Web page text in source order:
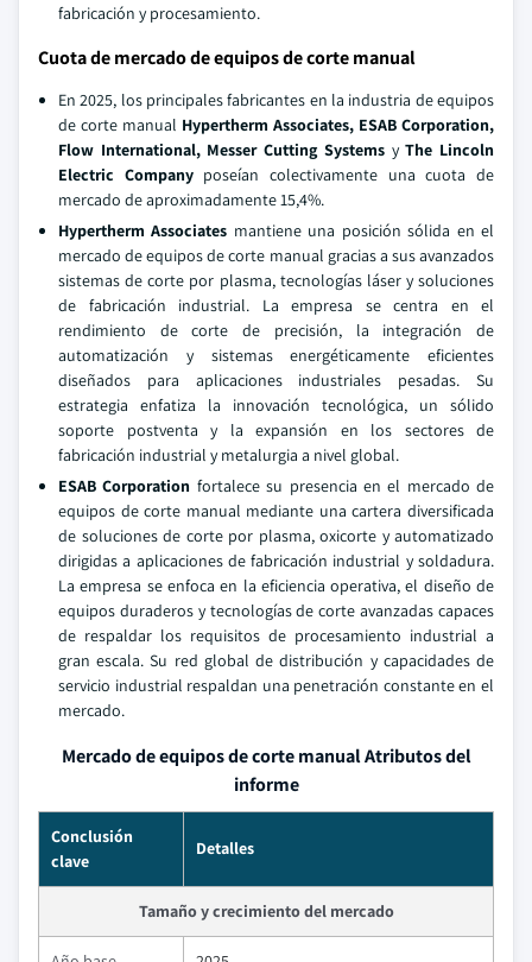
fabricación y procesamiento.
Cuota de mercado de equipos de corte manual
En 2025, los principales fabricantes en la industria de equipos
de corte manual Hypertherm Associates, ESAB Corporation,
Flow International, Messer Cutting SystemsyThe Lincoln
Electric Companyposeían colectivamente una cuota de
mercado de aproximadamente 15,4%.
Hypertherm Associates mantiene una posición sólida en el
mercado de equipos de corte manual gracias a sus avanzados
sistemas de corte por plasma, tecnologías láser y soluciones
de fabricación industrial. La empresa se centra en el
rendimiento de corte de precisión, la integración de
automatización y sistemas energéticamente eficientes
diseñados para aplicaciones industriales pesadas. Su
estrategia enfatiza la innovación tecnológica, un sólido
soporte postventa y la expansión en los sectores de
fabricación industrial y metalurgia a nivel global.
ESAB Corporation fortalece su presencia en el mercado de
equipos de corte manual mediante una cartera diversificada
de soluciones de corte por plasma, oxicorte y automatizado
dirigidas a aplicaciones de fabricación industrial y soldadura.
La empresa se enfoca en la eficiencia operativa, el diseño de
equipos duraderos y tecnologías de corte avanzadas capaces
de respaldar los requisitos de procesamiento industrial a
gran escala. Su red global de distribución y capacidades de
servicio industrial respaldan una penetración constante en el
mercado.
Mercado de equipos de corte manual Atributos del
informe
Conclusión
clave
Detalles
Tamaño y crecimiento del mercado